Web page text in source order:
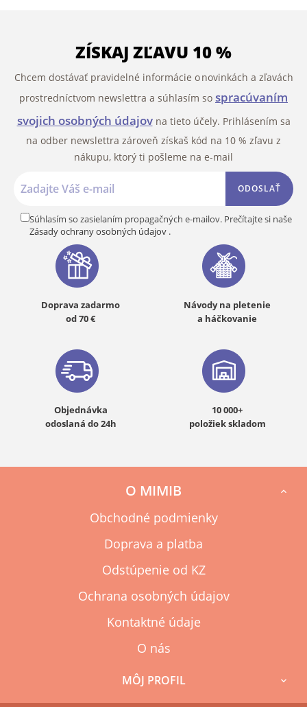
ZÍSKAJ ZĽAVU 10 %
Chcem dostávať pravidelné informácie o novinkách a zľavách
prostredníctvom newslettra a súhlasím so spracúvaním
svojich osobných údajovna tieto účely. Prihlásením sa
na odber newslettra zároveň získaš kód na 10 % zľavu z
nákupu, ktorý ti pošleme na e-mail
ODOSLAŤ
Súhlasím so zasielaním propagačných e-mailov. Prečítajte si naše
Zásady ochrany osobných údajov .
Doprava zadarmo
od 70 €
Návody na pletenie
a háčkovanie
Objednávka
odoslaná do 24h
10 000+
položiek skladom
O MIMIB 
Obchodné podmienky
Doprava a platba
Odstúpenie od KZ
Ochrana osobných údajov
Kontaktné údaje
O nás
MÔJ PROFIL 